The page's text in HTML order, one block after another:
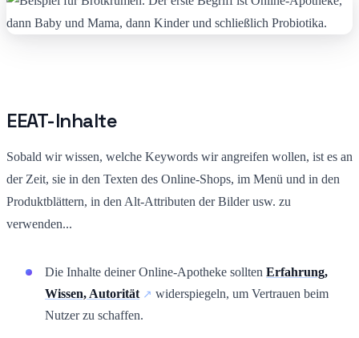
EEAT-Inhalte
Sobald wir wissen, welche Keywords wir angreifen wollen, ist es an
der Zeit, sie in den Texten des Online-Shops, im Menü und in den
Produktblättern, in den Alt-Attributen der Bilder usw. zu
verwenden...
Die Inhalte deiner Online-Apotheke sollten Erfahrung,
Wissen, Autorität
widerspiegeln, um Vertrauen beim
Nutzer zu schaffen.